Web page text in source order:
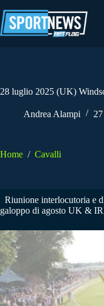
al
contenuto
28 luglio 2025 (UK)
Andrea Alampi
Home / Cavalli
Riunione interlocutoria e
galoppo di agosto UK &